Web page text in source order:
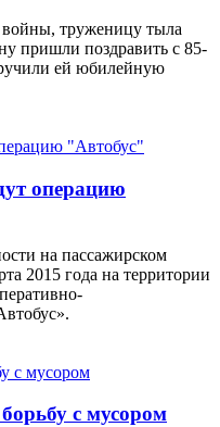
труженицу тыла
пришли поздравить с 85-
ей юбилейную
операцию
на пассажирском
2015 года на территории
с мусором